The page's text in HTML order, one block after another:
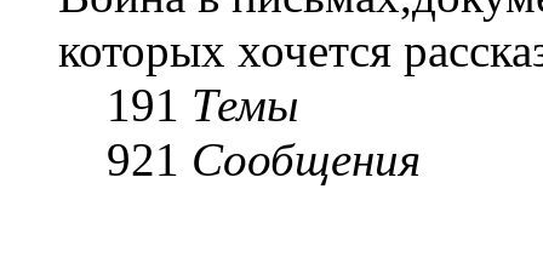
которых хочется
191 Темы
921 Сообщения